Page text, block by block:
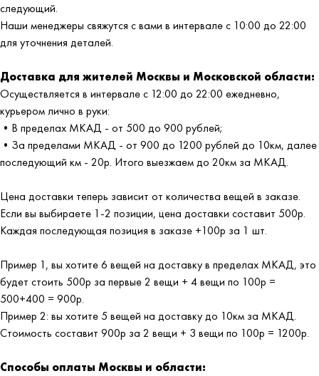
следующий.
Наши менеджеры свяжутся с вами в интервале с 10:00 до 22:00
для уточнения деталей.
Доставка для жителей Москвы и Московской области:
Осуществляется в интервале с 12:00 до 22:00 ежедневно,
курьером лично в руки:
•В пределах МКАД - от 500 до 900 рублей;
•За пределами МКАД - от 900 до 1200 рублей до 10км, далее
последующий км - 20р. Итого выезжаем до 20км за МКАД.
Цена доставки теперь зависит от количества вещей в заказе.
Если вы выбираете 1-2 позиции, цена доставки составит 500р.
Каждая последующая позиция в заказе +100р за 1 шт.
Пример 1, вы хотите 6 вещей на доставку в пределах МКАД, это
будет стоить 500р за первые 2 вещи + 4 вещи по 100р =
500+400 = 900р.
Пример 2: вы хотите 5 вещей на доставку до 10км за МКАД.
Стоимость составит 900р за 2 вещи + 3 вещи по 100р = 1200р.
Способы оплаты Москвы и области: